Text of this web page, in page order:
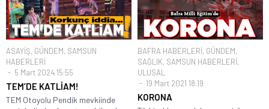
ASAYİŞ, GÜNDEM, SAMSUN
HABERLERİ
5 Mart 2024 15:55
TEM’DE KATLİAM!
TEM Otoyolu Pendik mevkiinde
BAFRA HABERLERİ, GÜNDEM,
SAĞLIK, SAMSUN HABERLERİ,
ULUSAL
19 Mart 2021 18:19
KORONA